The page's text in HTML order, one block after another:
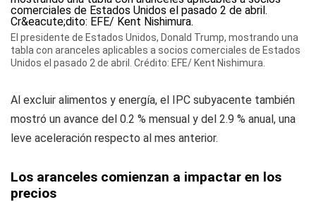
El presidente de Estados Unidos, Donald Trump, mostrando una
tabla con aranceles aplicables a socios comerciales de Estados
Unidos el pasado 2 de abril. Crédito: EFE/ Kent Nishimura.
Al excluir alimentos y energía, el IPC subyacente también
mostró un avance del 0.2 % mensual y del 2.9 % anual, una
leve aceleración respecto al mes anterior.
Los aranceles comienzan a impactar en los
precios